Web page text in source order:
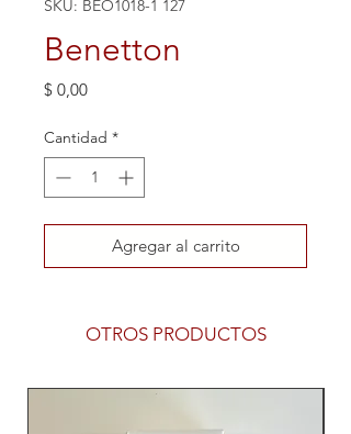
SKU: BEO1018-1 127
Benetton
$ 0,00Precio
Cantidad *
Agregar al carrito
OTROS PRODUCTOS